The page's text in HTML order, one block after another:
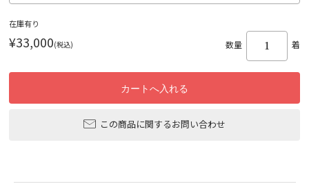
在庫有り
¥33,000(税込) 数量 着
この商品に関するお問い合わせ